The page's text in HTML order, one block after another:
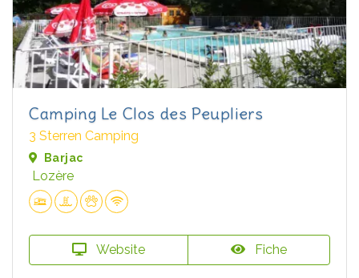
Camping Le Clos des Peupliers
3 Sterren Camping
Barjac
Lozère
Website Fiche